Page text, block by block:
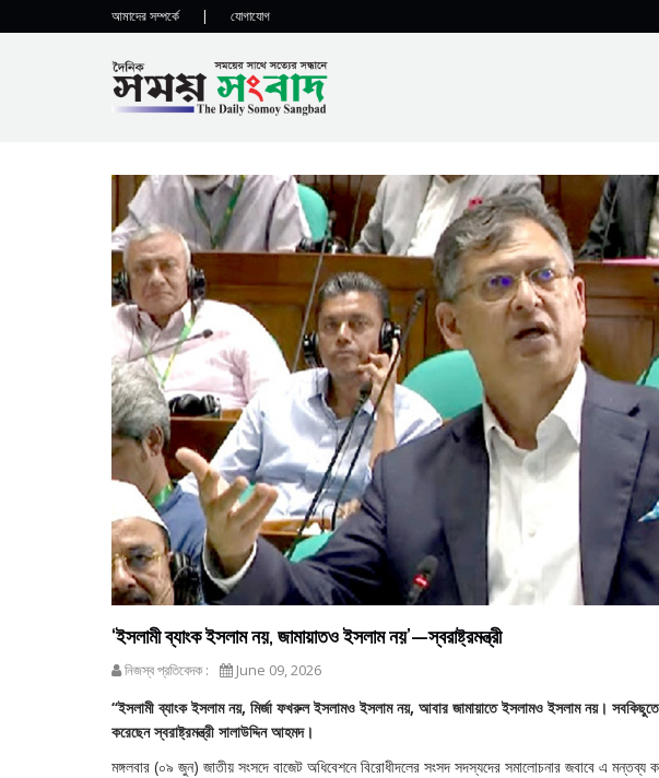
আমাদের সম্পর্কে | যোগাযোগ
‘ইসলামী ব্যাংক ইসলাম নয়, জামায়াতও ইসলাম নয়’—স্বরাষ্ট্রমন্ত্রী
নিজস্ব প্রতিবেদক : June 09, 2026
‘‘ইসলামী ব্যাংক ইসলাম নয়, মির্জা ফখরুল ইসলামও ইসলাম নয়, আবার জামায়াতে ইসলামও ইসলাম নয়।
করেছেন স্বরাষ্ট্রমন্ত্রী সালাউদ্দিন আহমদ।
মঙ্গলবার (০৯ জুন) জাতীয় সংসদে বাজেট অধিবেশনে বিরোধীদলের সংসদ সদস্যদের সমালোচনার জবাবে এ মন্তব্য